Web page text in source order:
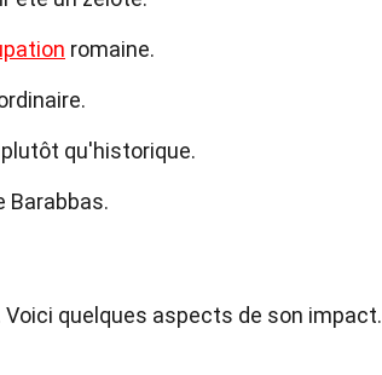
romaine.
qu'historique.
Barabbas.
Voici quelques aspects de son impact.